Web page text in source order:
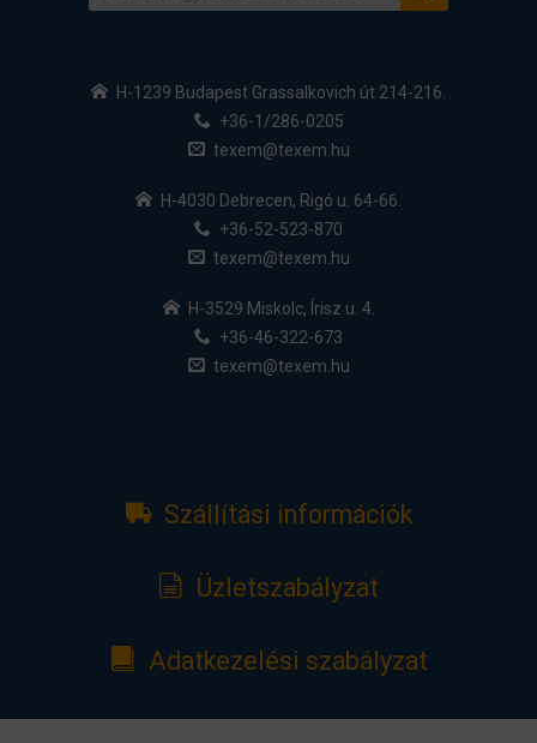
H-1239 Budapest Grassalkovich út 214-216.
+36-1/286-0205
texem@texem.hu
H-4030 Debrecen, Rigó u. 64-66.
+36-52-523-870
texem@texem.hu
H-3529 Miskolc, Írisz u. 4.
+36-46-322-673
texem@texem.hu
Szállítási információk
Üzletszabályzat
Adatkezelési szabályzat